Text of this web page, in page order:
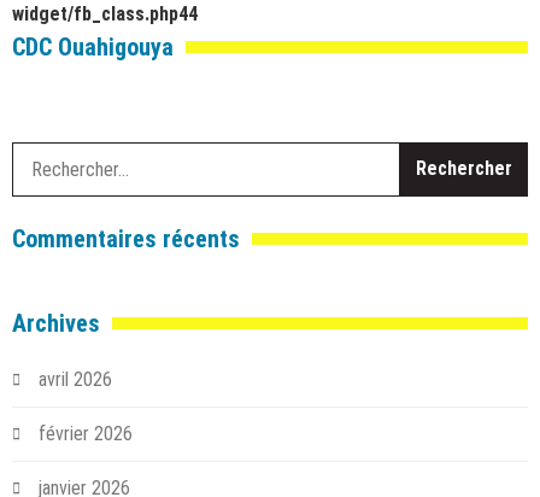
widget/fb_class.php44
CDC Ouahigouya
Commentaires récents
Archives
avril 2026
février 2026
janvier 2026